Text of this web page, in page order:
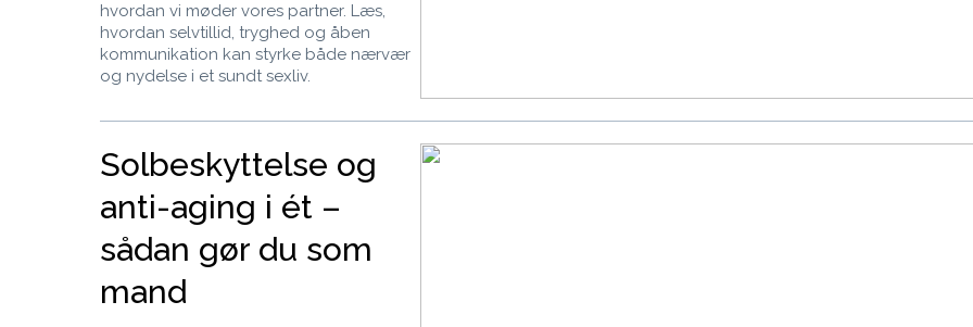
hvordan vi møder vores partner. Læs,
hvordan selvtillid, tryghed og åben
kommunikation kan styrke både nærvær
og nydelse i et sundt sexliv.
Solbeskyttelse og
anti-aging i ét –
sådan gør du som
mand